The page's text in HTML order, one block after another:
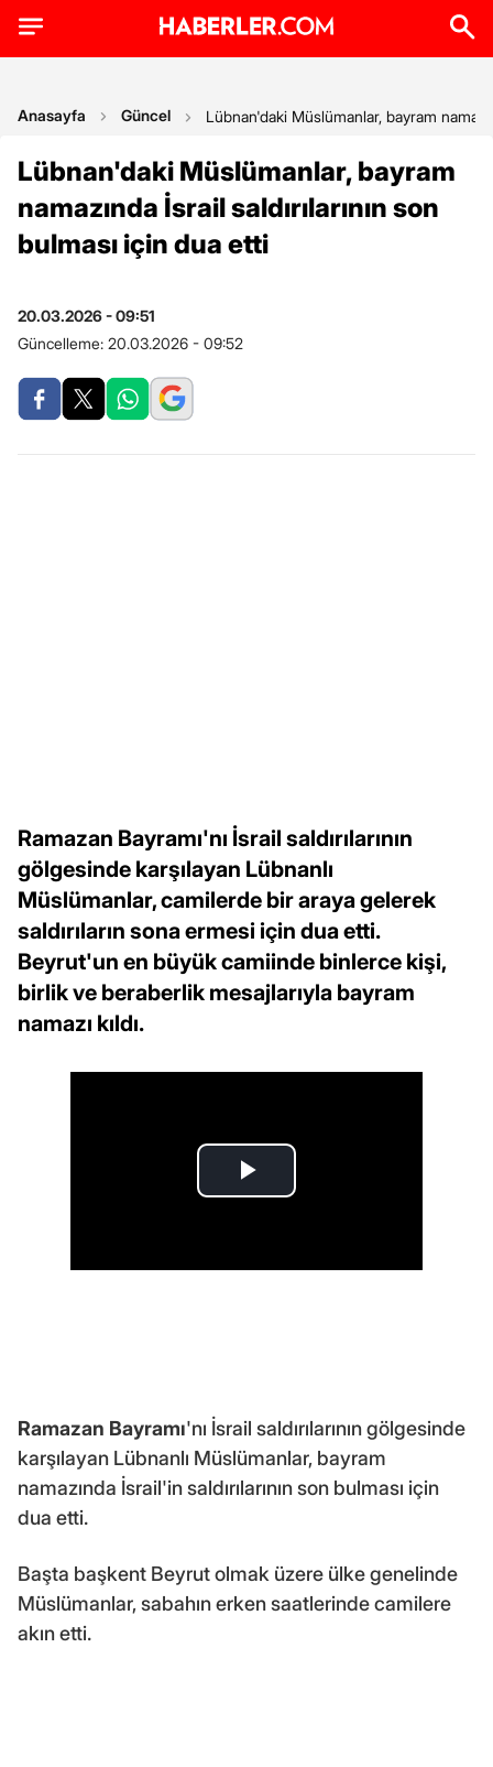
Anasayfa Güncel Lübnan'daki Müslümanlar, bayram
Lübnan'daki Müslümanlar, bayram
namazında İsrail saldırılarının son
bulması için dua etti
20.03.2026 - 09:51
Güncelleme: 20.03.2026 - 09:52
Ramazan Bayramı'nı İsrail saldırılarının
gölgesinde karşılayan Lübnanlı
Müslümanlar, camilerde bir araya gelerek
saldırıların sona ermesi için dua etti.
Beyrut'un en büyük camiinde binlerce kişi,
birlik ve beraberlik mesajlarıyla bayram
namazı kıldı.
Ramazan Bayramı'nı İsrail saldırılarının gölgesinde
karşılayan Lübnanlı Müslümanlar, bayram
namazında İsrail'in saldırılarının son bulması için
dua etti.
Başta başkent Beyrut olmak üzere ülke genelinde
Müslümanlar, sabahın erken saatlerinde camilere
akın etti.